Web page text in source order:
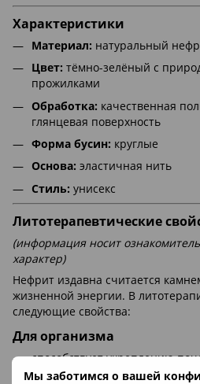
Мы заботимся о вашей
Характеристики
Материал: натуральный
Цвет: тёмно-зелёный с
прожилками
Обработка: качественная
глянцевая поверхность
Форма бусин: круглые
Основа: эластичная нить
Стиль: унисекс
Литотерапевтические
(информация носит
характер)
Нефрит издавна считается
жизненной энергии. В
следующие свойства:
Для организма
способствует укреплению
системы;